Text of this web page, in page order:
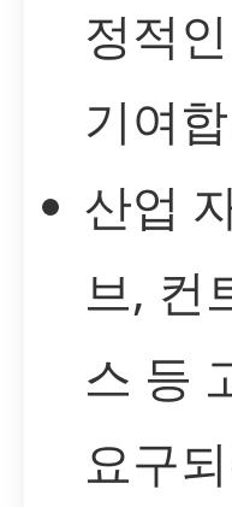
정적
기여
산업
브, 컨
스 등
요구